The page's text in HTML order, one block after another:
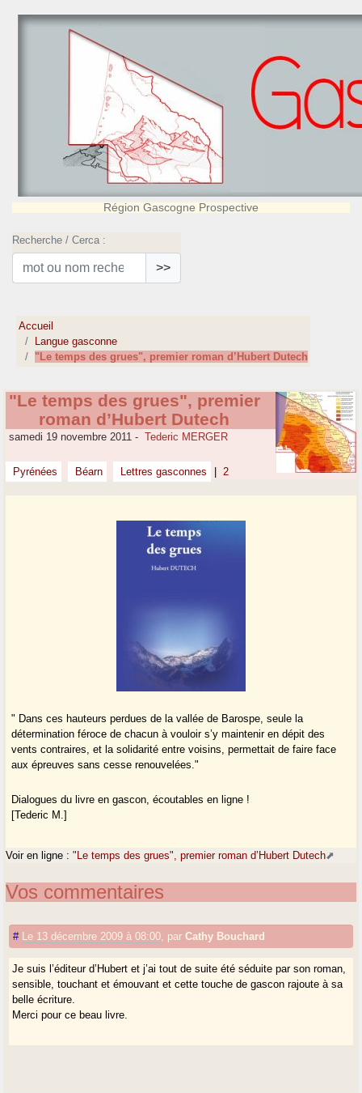
Région Gascogne Prospective
Recherche / Cerca :
>>
Accueil
Langue gasconne
"Le temps des grues", premier roman d’Hubert Dutech
"Le temps des grues", premier
roman d’Hubert Dutech
samedi 19 novembre 2011 - Tederic MERGER
Pyrénées Béarn Lettres gasconnes 2
" Dans ces hauteurs perdues de la vallée de Barospe, seule la
détermination féroce de chacun à vouloir s’y maintenir en dépit des
vents contraires, et la solidarité entre voisins, permettait de faire face
aux épreuves sans cesse renouvelées."
Dialogues du livre en gascon, écoutables en ligne !
[Tederic M.]
Voir en ligne :"Le temps des grues", premier roman d’Hubert Dutech
Vos commentaires
# Le 13 décembre 2009 à 08:00 parCathy Bouchard
Je suis l’éditeur d’Hubert et j’ai tout de suite été séduite par son roman,
sensible, touchant et émouvant et cette touche de gascon rajoute à sa
belle écriture.
Merci pour ce beau livre.